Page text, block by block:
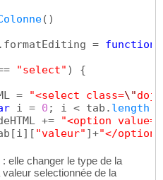
( )
.formatEditing = function
"select" )
{
=
"<select class=\"
i = 0 ; i < tab. length
+=
"<option value=
[i] [ "valeur" ] +"</
+=
"</select>";
elle changer le type de la
selectionnée de la